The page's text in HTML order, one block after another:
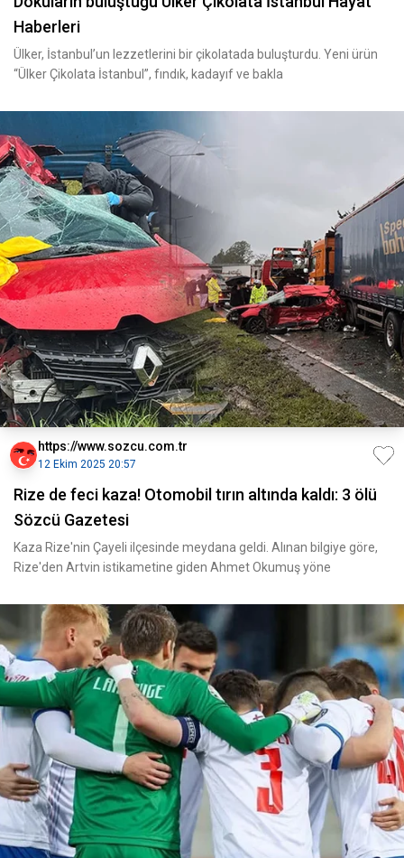
Haberleri
Ülker, İstanbul’un lezzetlerini bir çikolatada buluşturdu. Yeni ürün
“Ülker Çikolata İstanbul”, fındık, kadayıf ve bakla
https://www.sozcu.com.tr
12 Ekim 2025 20:57
Rize de feci kaza! Otomobil tırın altında kaldı: 3 ölü
Sözcü Gazetesi
Kaza Rize'nin Çayeli ilçesinde meydana geldi. Alınan bilgiye göre,
Rize'den Artvin istikametine giden Ahmet Okumuş yöne